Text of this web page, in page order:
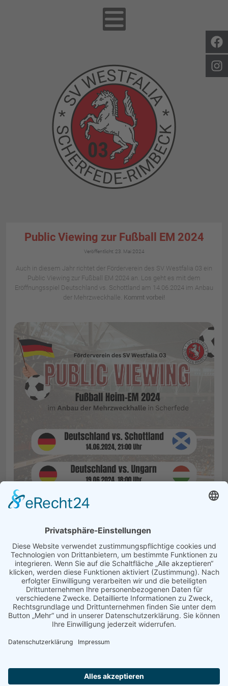
Public Viewing zur Fußball EM 2024
Details
Veröffentlicht: 23. Mai 2024
Auch in diesem Jahr richtet der Förderverein des SV Westfalia 03 ein
Public Viewing zur Fußball EM 2024 an. Los geht es mit dem
Eröffnungsspiel Deutschland vs. Schottland am 14.06.2024 im Anbau
der Mehrzweckhalle. Kommt vorbei!